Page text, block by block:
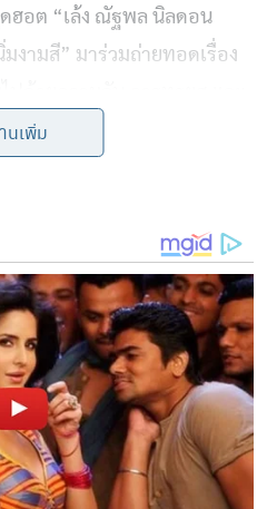
ฮอต “เล้ง ณัฐพล นิลดอน
งามสี” มาร่วมถ่ายทอดเรื่อง
เผยว่า ตัดสินใจรับแสดง
“ดีใจครับที่ได้กลับมาแสดง
นเพิ่ม